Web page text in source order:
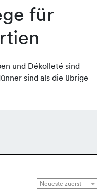
für
und Dékolleté sind
sind als die übrige
stark der Sonne
Falten. Die
die zarten